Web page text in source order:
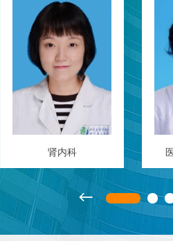
肾内科